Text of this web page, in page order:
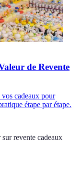
de Revente
cadeaux pour
étape par étape.
sur revente cadeaux